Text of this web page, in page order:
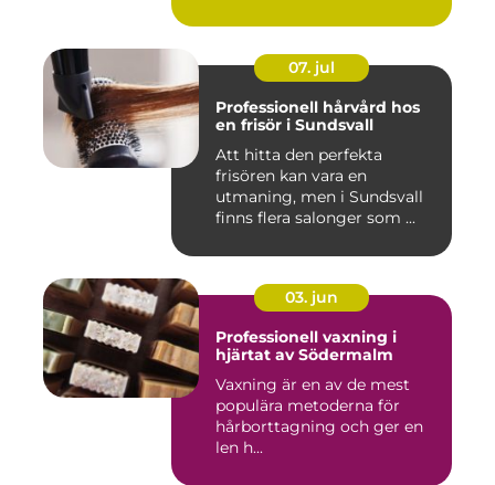
07. jul
Professionell hårvård hos
en frisör i Sundsvall
Att hitta den perfekta
frisören kan vara en
utmaning, men i Sundsvall
finns flera salonger som ...
03. jun
Professionell vaxning i
hjärtat av Södermalm
Vaxning är en av de mest
populära metoderna för
hårborttagning och ger en
len h...